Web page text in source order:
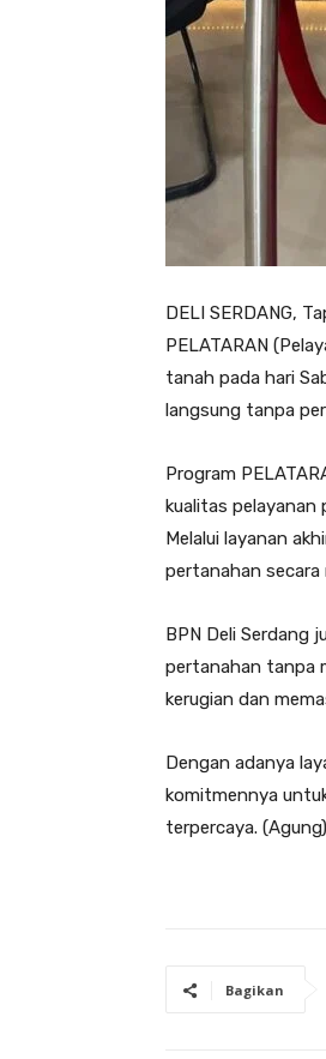
DELI SERDANG,
PELATARAN
tanah pada hari
langsung tanpa
Program
kualitas pelayanan
Melalui layanan
pertanahan secara
BPN Deli Serdang
pertanahan tanpa
kerugian dan
Dengan adanya
komitmennya
terpercaya. (Agung)
Bagikan